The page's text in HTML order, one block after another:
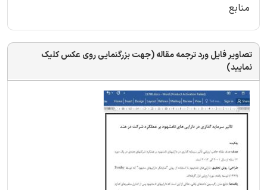
منابع
تصاویر فایل ورد ترجمه مقاله (جهت بزرگنمایی روی عکس کلیک
نمایید)